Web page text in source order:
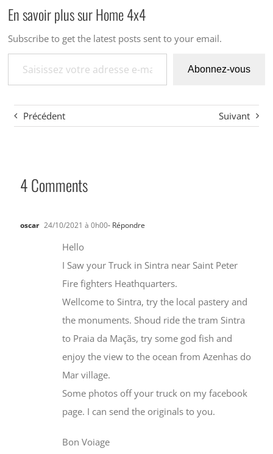
En savoir plus sur Home 4x4
Subscribe to get the latest posts sent to your email.
Saisissez votre adresse e-mail…
Abonnez-vous
Précédent Suivant
4 Comments
oscar 24/10/2021 à 0h00- Répondre
Hello
I Saw your Truck in Sintra near Saint Peter
Fire fighters Heathquarters.
Wellcome to Sintra, try the local pastery and
the monuments. Shoud ride the tram Sintra
to Praia da Maçãs, try some god fish and
enjoy the view to the ocean from Azenhas do
Mar village.
Some photos off your truck on my facebook
page. I can send the originals to you.
Bon Voiage